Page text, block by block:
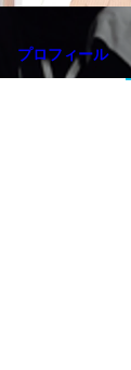
プロフィール